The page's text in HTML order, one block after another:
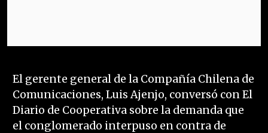
El gerente general de la Compañía Chilena de
Comunicaciones, Luis Ajenjo, conversó con El
Diario de Cooperativa sobre la demanda que
el conglomerado interpuso en contra de